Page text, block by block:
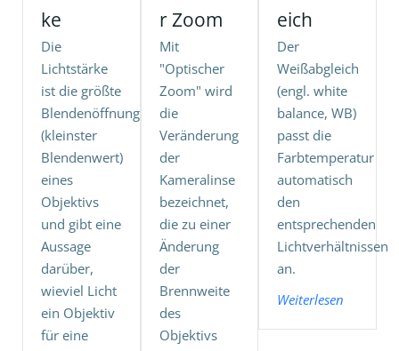
ke
Die
Lichtstärke
ist die größte
Blendenöffnung
(kleinster
Blendenwert)
eines
Objektivs
und gibt eine
Aussage
darüber,
wieviel Licht
ein Objektiv
für eine
r Zoom
Mit
"Optischer
Zoom" wird
die
Veränderung
der
Kameralinse
bezeichnet,
die zu einer
Änderung
der
Brennweite
des
Objektivs
eich
Der
Weißabgleich
(engl. white
balance, WB)
passt die
Farbtemperatur
automatisch
den
entsprechenden
Lichtverhältnissen
an.
Weiterlesen